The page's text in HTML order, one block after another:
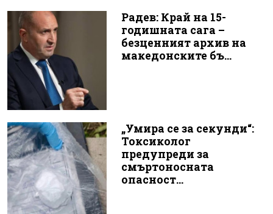
Радев: Край на 15-
годишната сага –
безценният архив на
македонските бъ...
„Умира се за секунди“:
Токсиколог
предупреди за
смъртоносната
опасност...